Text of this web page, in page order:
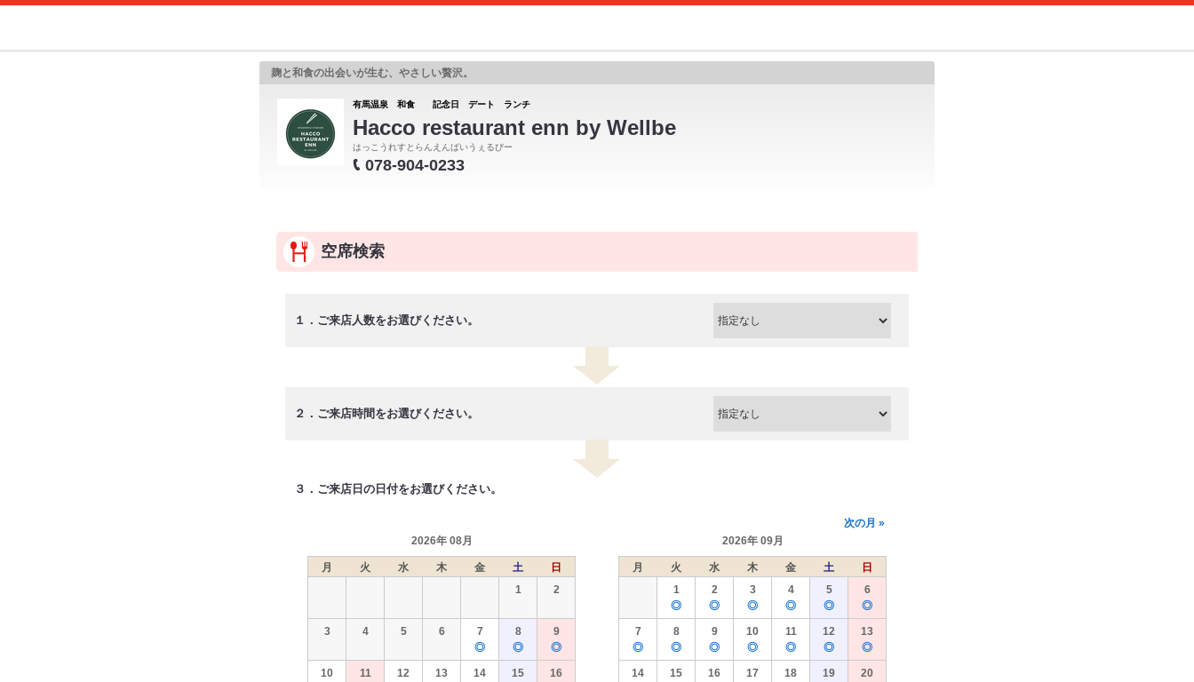
麹と和食の出会いが生む、やさしい贅沢。
有馬温泉 和食 記念日 デート ランチ
Hacco restaurant enn by Wellbe
はっこうれすとらんえんばいうぇるびー
078-904-0233
空席検索
１．ご来店人数をお選びください。
２．ご来店時間をお選びください。
３．ご来店日の日付をお選びください。
2026年 08月
月 火 水 木 金 土
日
1
2
3 4 5 6
7
◎
8
◎
9
◎
10
11
12
13
14
15
16
2026年 09月
月 火 水 木 金 土
日
1
◎
2
◎
3
◎
4
◎
5
◎
6
◎
7
◎
8
◎
9
◎
10
◎
11
◎
12
◎
13
◎
14
15
16
17
18
19
20
次の月 »